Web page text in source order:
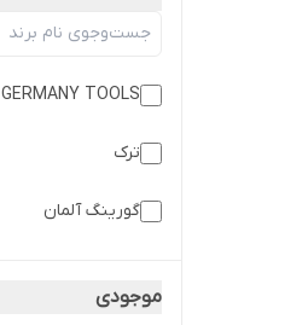
GERMANY TOOLS
ترک
گورینگ آلمان
موجودی